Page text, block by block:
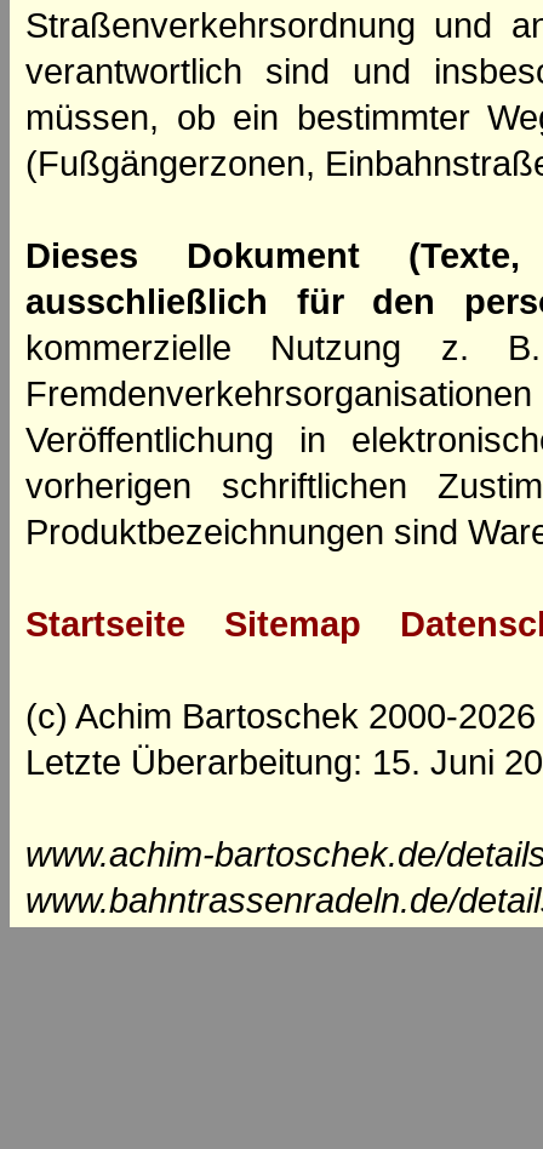
Straßenverkehrsordnung und
verantwortlich sind und
müssen, ob ein bestimmter
(Fußgängerzonen,
Dieses Dokument
ausschließlich für den
kommerzielle Nutzung z.
Veröffentlichung in
vorherigen schriftlichen
Produktbezeichnungen sind
Startseite Sitemap
(c) Achim Bartoschek 2000-2026
Letzte Überarbeitung: 15. Juni
www.achim-bartoschek.de/
www.bahntrassenradeln.de/